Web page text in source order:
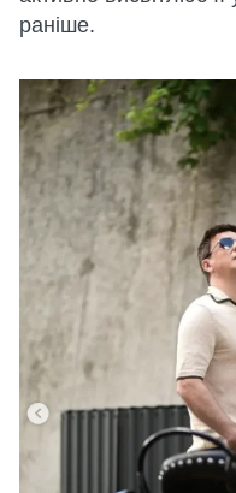
раніше.